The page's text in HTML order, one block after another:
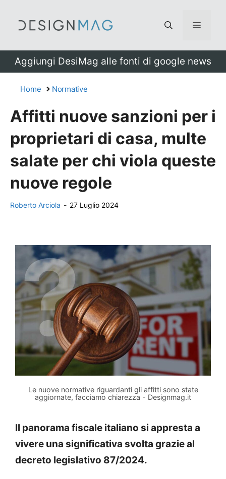
Menu
Aggiungi DesiMag alle fonti di google news
Home Normative
Affitti nuove sanzioni per i
proprietari di casa, multe
salate per chi viola queste
nuove regole
Roberto Arciola - 27 Luglio 2024
Le nuove normative riguardanti gli affitti sono state
aggiornate, facciamo chiarezza - Designmag.it
Il panorama fiscale italiano si appresta a
vivere una significativa svolta grazie al
decreto legislativo 87/2024.